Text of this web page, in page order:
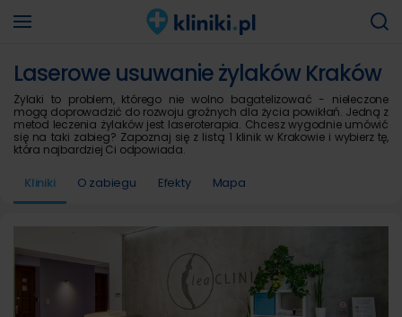
Laserowe usuwanie żylaków Kraków
Żylaki to problem, którego nie wolno bagatelizować - nieleczone
mogą doprowadzić do rozwoju groźnych dla życia powikłań. Jedną z
metod leczenia żylaków jest laseroterapia. Chcesz wygodnie umówić
się na taki zabieg? Zapoznaj się z listą 1 klinik w Krakowie i wybierz tę,
która najbardziej Ci odpowiada.
Kliniki O zabiegu Efekty Mapa